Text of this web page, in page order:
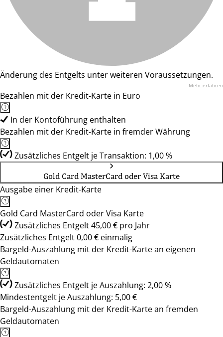
Änderung des Entgelts unter weiteren Voraussetzungen.
Mehr erfahren
Bezahlen mit der Kredit-Karte in Euro
In der Kontoführung enthalten
Bezahlen mit der Kredit-Karte in fremder Währung
Zusätzliches Entgelt je Transaktion: 1,00 %
Gold Card MasterCard oder Visa Karte
Ausgabe einer Kredit-Karte
Gold Card MasterCard oder Visa Karte
Zusätzliches Entgelt 45,00 € pro Jahr
Zusätzliches Entgelt 0,00 € einmalig
Bargeld-Auszahlung mit der Kredit-Karte an eigenen
Geldautomaten
Zusätzliches Entgelt je Auszahlung: 2,00 %
Mindestentgelt je Auszahlung: 5,00 €
Bargeld-Auszahlung mit der Kredit-Karte an fremden
Geldautomaten